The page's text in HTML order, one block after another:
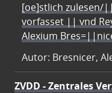
[oe]stlich zulesen/
vorfasset || vnd
Alexium
Autor: Bresnicer,
ZVDD - Zentrales